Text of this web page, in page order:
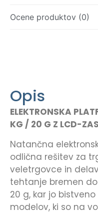
Ocene produktov (0)
Opis
ELEKTRONSKA
KG / 20 G Z LCD-
Natančna
odlična rešitev za
veletrgovce in
tehtanje bremen
20 g, kar jo
modelov, ki so na